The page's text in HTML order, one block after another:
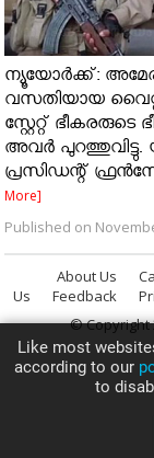
ന്യൂയോര്‍ക്ക്:
വസതിയായ
സ്റ്റേറ്റ്
അവർ
പ്രസിഡന്റ്
More]
Published on
About Us
Us
Feedback
© Copyright
Like most
according to our
to